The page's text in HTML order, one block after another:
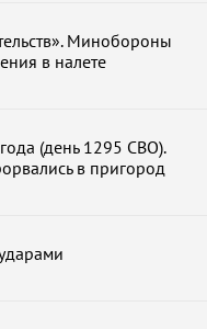
Минобороны
в налете
(день 1295 СВО).
в пригород